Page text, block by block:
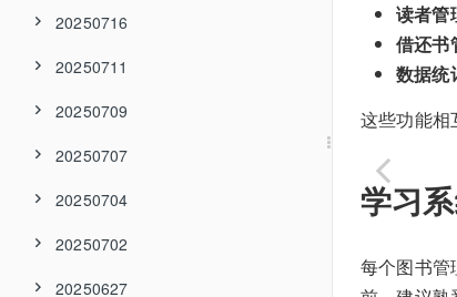
20250716
20250711
20250709
20250707
20250704
20250702
20250627
读者管
借还书
数据统
这些功能相
学习
每个图书管